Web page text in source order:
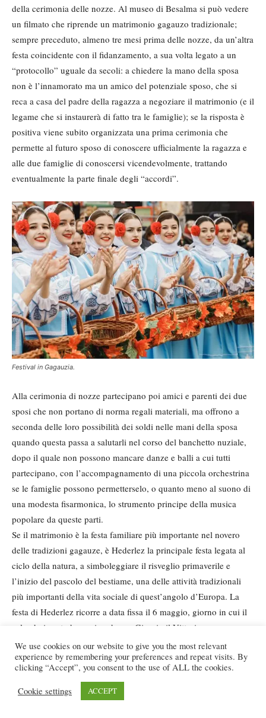
della cerimonia delle nozze. Al museo di Besalma si può vedere
un filmato che riprende un matrimonio gagauzo tradizionale;
sempre preceduto, almeno tre mesi prima delle nozze, da un’altra
festa coincidente con il fidanzamento, a sua volta legato a un
“protocollo” uguale da secoli: a chiedere la mano della sposa
non è l’innamorato ma un amico del potenziale sposo, che si
reca a casa del padre della ragazza a negoziare il matrimonio (e il
legame che si instaurerà di fatto tra le famiglie); se la risposta è
positiva viene subito organizzata una prima cerimonia che
permette al futuro sposo di conoscere ufficialmente la ragazza e
alle due famiglie di conoscersi vicendevolmente, trattando
eventualmente la parte finale degli “accordi”.
Festival in Gagauzia.
Alla cerimonia di nozze partecipano poi amici e parenti dei due
sposi che non portano di norma regali materiali, ma offrono a
seconda delle loro possibilità dei soldi nelle mani della sposa
quando questa passa a salutarli nel corso del banchetto nuziale,
dopo il quale non possono mancare danze e balli a cui tutti
partecipano, con l’accompagnamento di una piccola orchestrina
se le famiglie possono permetterselo, o quanto meno al suono di
una modesta fisarmonica, lo strumento principe della musica
popolare da queste parti.
Se il matrimonio è la festa familiare più importante nel novero
delle tradizioni gagauze, è Hederlez la principale festa legata al
ciclo della natura, a simboleggiare il risveglio primaverile e
l’inizio del pascolo del bestiame, una delle attività tradizionali
più importanti della vita sociale di quest’angolo d’Europa. La
festa di Hederlez ricorre a data fissa il 6 maggio, giorno in cui il
calendario ortodosso ricorda san Giorgio il Vittorioso.
I preparativi per l’Hederlez iniziano con largo anticipo, poiché le
famiglie gagauze puliscono e decorano meticolosamente le loro
case. Il giorno della festa, le persone si riuniscono all’alba in un
luogo all’aperto vicino a un fiume, una foresta o un luogo sacro e
portano offerte di cibi tradizionali, tra cui pilaf, kebab, pane e
We use cookies on our website to give you the most relevant
experience by remembering your preferences and repeat visits. By
clicking “Accept”, you consent to the use of ALL the cookies.
Cookie settings ACCEPT